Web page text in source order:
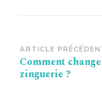
Navigation
d’article
ARTICLE
Comment
zinguerie ?